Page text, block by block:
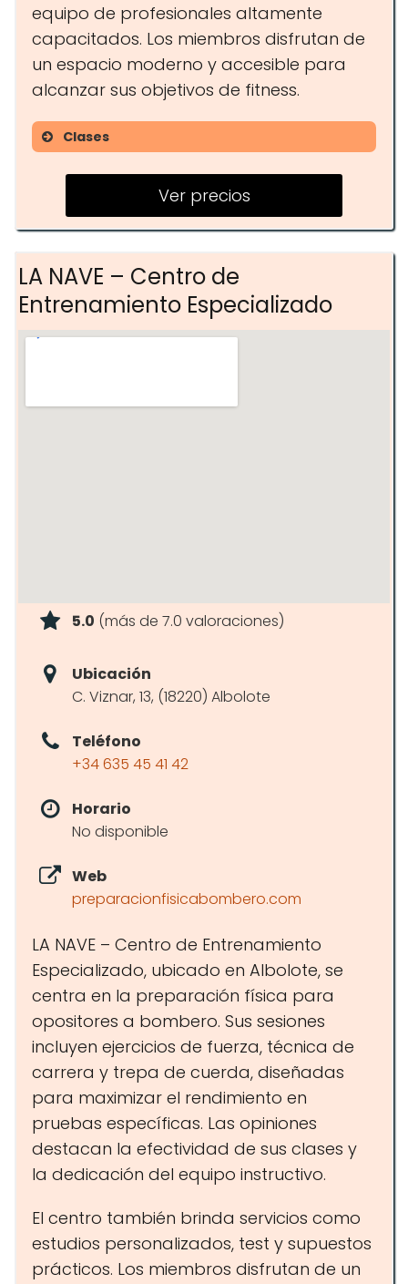
equipo de profesionales altamente
capacitados. Los miembros disfrutan de
un espacio moderno y accesible para
alcanzar sus objetivos de fitness.
Clases
Yoga
Entrenamiento funcional
Ver precios
LA NAVE – Centro de
Entrenamiento Especializado
5.0 (más de 7.0 valoraciones)
Ubicación
C. Viznar, 13, (18220) Albolote
Teléfono
+34 635 45 41 42
Horario
No disponible
Web
preparacionfisicabombero.com
LA NAVE – Centro de Entrenamiento
Especializado, ubicado en Albolote, se
centra en la preparación física para
opositores a bombero. Sus sesiones
incluyen ejercicios de fuerza, técnica de
carrera y trepa de cuerda, diseñadas
para maximizar el rendimiento en
pruebas específicas. Las opiniones
destacan la efectividad de sus clases y
la dedicación del equipo instructivo.
El centro también brinda servicios como
estudios personalizados, test y supuestos
prácticos. Los miembros disfrutan de un